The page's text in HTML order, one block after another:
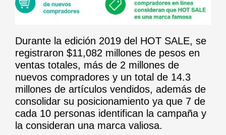
Durante la edición 2019 del HOT SALE, se
registraron $11,082 millones de pesos en
ventas totales, más de 2 millones de
nuevos compradores y un total de 14.3
millones de artículos vendidos, además de
consolidar su posicionamiento ya que 7 de
cada 10 personas identifican la campaña y
la consideran una marca valiosa.